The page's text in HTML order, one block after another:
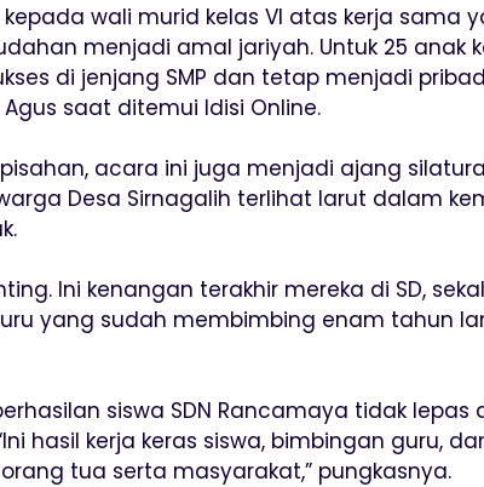
wali murid kelas VI atas kerja sama
menjadi amal jariyah. Untuk 25 anak
di jenjang SMP dan tetap menjadi
saat ditemui Idisi Online.
acara ini juga menjadi ajang
Desa Sirnagalih terlihat larut dalam
Ini kenangan terakhir mereka di SD,
yang sudah membimbing enam tahun
siswa SDN Rancamaya tidak lepas
hasil kerja keras siswa, bimbingan guru,
tua serta masyarakat,” pungkasnya.